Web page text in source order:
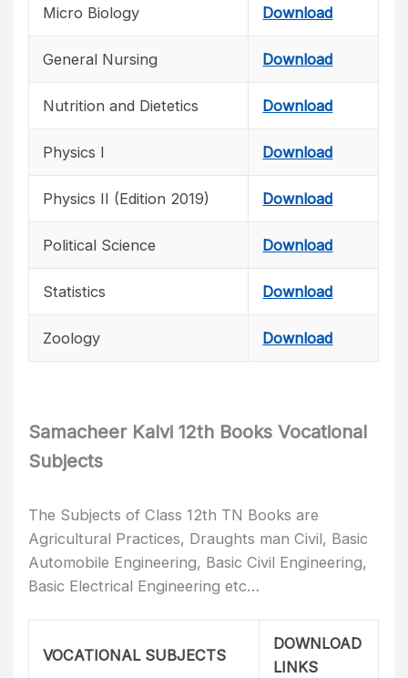
Micro Biology Download
General Nursing Download
Nutrition and Dietetics Download
Physics I Download
Physics II (Edition 2019) Download
Political Science Download
Statistics Download
Zoology Download
Samacheer Kalvi 12th Books Vocational
Subjects
The Subjects of Class 12th TN Books are
Agricultural Practices, Draughts man Civil, Basic
Automobile Engineering, Basic Civil Engineering,
Basic Electrical Engineering etc…
VOCATIONAL SUBJECTS
DOWNLOAD
LINKS